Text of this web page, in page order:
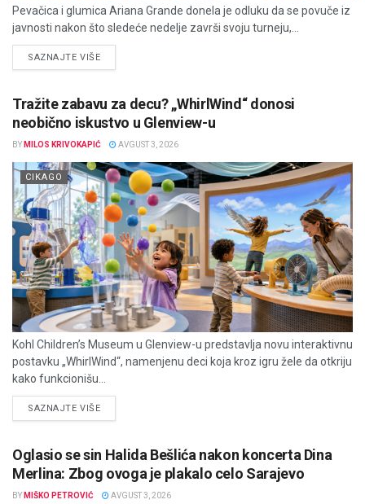
Pevačica i glumica Ariana Grande donela je odluku da se povuče iz
javnosti nakon što sledeće nedelje završi svoju turneju,...
SAZNAJTE VIŠEDETAILS
Tražite zabavu za decu? „WhirlWind“ donosi
neobično iskustvo u Glenview-u
BY MILOS KRIVOKAPIĆ AVGUST 3, 2026
CIKAGO
Kohl Children’s Museum u Glenview-u predstavlja novu interaktivnu
postavku „WhirlWind“, namenjenu deci koja kroz igru žele da otkriju
kako funkcionišu...
SAZNAJTE VIŠEDETAILS
Oglasio se sin Halida Bešlića nakon koncerta Dina
Merlina: Zbog ovoga je plakalo celo Sarajevo
BY MIŠKO PETROVIĆ AVGUST 3, 2026